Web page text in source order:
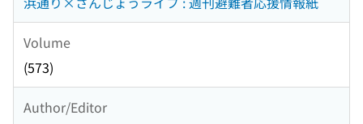
Volume
(573)
Author/Editor